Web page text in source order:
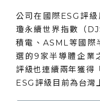
公司在國際ESG評
瓊永續世界指數（
積電、ASML等國際
選的9家半導體企業
評級也連續兩年獲得
ESG評級目前為台灣